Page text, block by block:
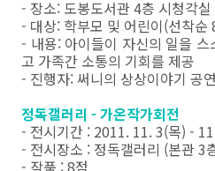
- 장소: 도봉도서관 4층 시청각실
- 대상: 학부모 및 어린이(선착순
- 내용: 아이들이 자신의 일을
고 가족간 소통의 기회를 제공
- 진행자: 써니의 상상이야기 공
정독갤러리 - 가온작가회전
- 전시기간 : 2011. 11. 3(목) -
- 전시장소 : 정독갤러리 (본관 3
- 작품 : 8점